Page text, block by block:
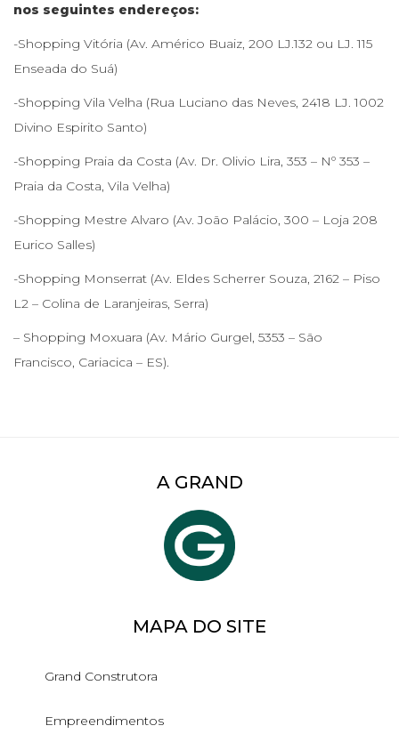
nos seguintes endereços:
-Shopping Vitória (Av. Américo Buaiz, 200 LJ.132 ou LJ. 115
Enseada do Suá)
-Shopping Vila Velha (Rua Luciano das Neves, 2418 LJ. 1002
Divino Espirito Santo)
-Shopping Praia da Costa (Av. Dr. Olivio Lira, 353 – Nº 353 –
Praia da Costa, Vila Velha)
-Shopping Mestre Alvaro (Av. João Palácio, 300 – Loja 208
Eurico Salles)
-Shopping Monserrat (Av. Eldes Scherrer Souza, 2162 – Piso
L2 – Colina de Laranjeiras, Serra)
– Shopping Moxuara (Av. Mário Gurgel, 5353 – São
Francisco, Cariacica – ES).
A GRAND
MAPA DO SITE
Grand Construtora
Empreendimentos